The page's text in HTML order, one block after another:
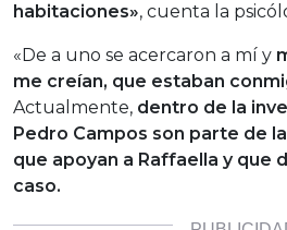
habitaciones», cuenta la
«De a uno se acercaron a mí y
me creían, que estaban
Actualmente, dentro de la
Pedro Campos son parte de
que apoyan a Raffaella y que
caso.